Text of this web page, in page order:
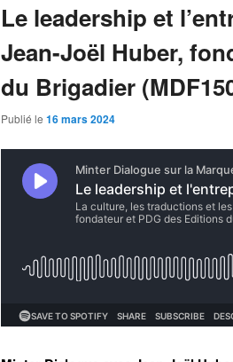
Le leadership et
Jean-Joël Huber,
du Brigadier
Publié le 16 mars 2024